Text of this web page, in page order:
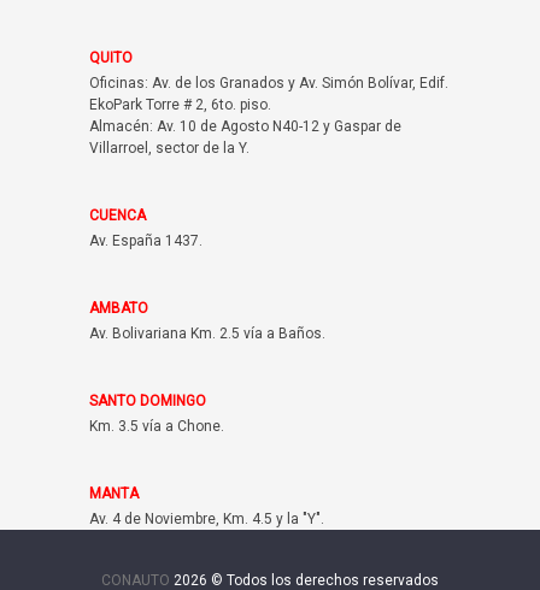
QUITO
Oficinas: Av. de los Granados y Av. Simón Bolívar, Edif.
EkoPark Torre # 2, 6to. piso.
Almacén: Av. 10 de Agosto N40-12 y Gaspar de
Villarroel, sector de la Y.
CUENCA
Av. España 1437.
AMBATO
Av. Bolivariana Km. 2.5 vía a Baños.
SANTO DOMINGO
Km. 3.5 vía a Chone.
MANTA
Av. 4 de Noviembre, Km. 4.5 y la "Y".
CONAUTO 2026 © Todos los derechos reservados